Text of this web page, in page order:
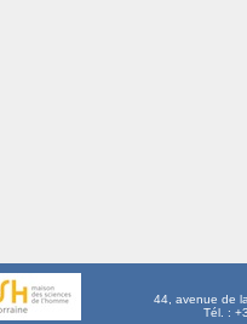
44, avenue de
Tél. :